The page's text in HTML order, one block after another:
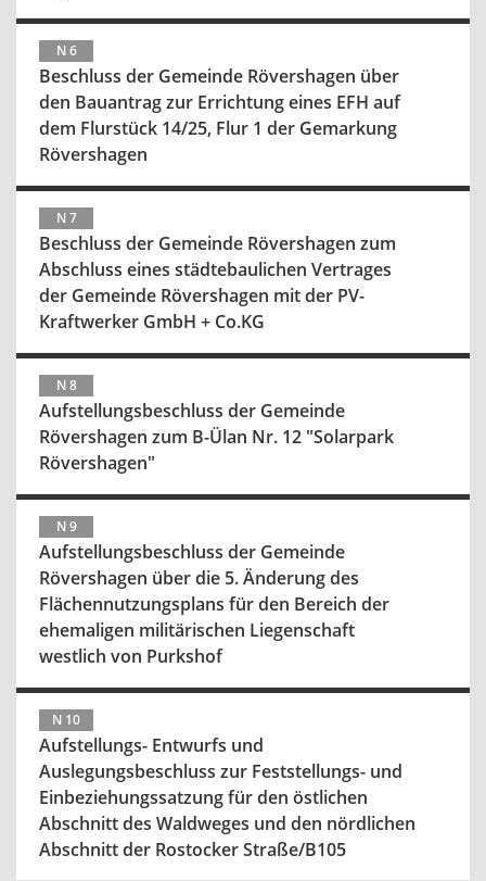
N 6
Beschluss der Gemeinde Rövershagen über
den Bauantrag zur Errichtung eines EFH auf
dem Flurstück 14/25, Flur 1 der Gemarkung
Rövershagen
N 7
Beschluss der Gemeinde Rövershagen zum
Abschluss eines städtebaulichen Vertrages
der Gemeinde Rövershagen mit der PV-
Kraftwerker GmbH + Co.KG
N 8
Aufstellungsbeschluss der Gemeinde
Rövershagen zum B-Ülan Nr. 12 "Solarpark
Rövershagen"
N 9
Aufstellungsbeschluss der Gemeinde
Rövershagen über die 5. Änderung des
Flächennutzungsplans für den Bereich der
ehemaligen militärischen Liegenschaft
westlich von Purkshof
N 10
Aufstellungs- Entwurfs und
Auslegungsbeschluss zur Feststellungs- und
Einbeziehungssatzung für den östlichen
Abschnitt des Waldweges und den nördlichen
Abschnitt der Rostocker Straße/B105